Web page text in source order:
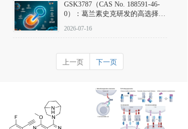
GSK3787（CAS No. 188591-46-
0）：葛兰素史克研发的高选择
抗剂，被广泛视为研究PPARδ核
靶点药理机制的金标准化学探
针。
2026-07-16
上一页 下一页